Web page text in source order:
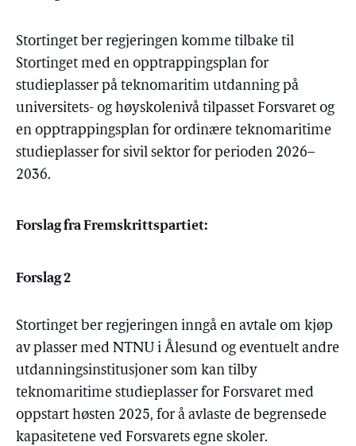
Stortinget ber regjeringen komme tilbake til
Stortinget med en opptrappingsplan for
studieplasser på teknomaritim utdanning på
universitets- og høyskolenivå tilpasset Forsvaret og
en opptrappingsplan for ordinære teknomaritime
studieplasser for sivil sektor for perioden 2026–
2036.
Forslag fra Fremskrittspartiet:
Forslag 2
Stortinget ber regjeringen inngå en avtale om kjøp
av plasser med NTNU i Ålesund og eventuelt andre
utdanningsinstitusjoner som kan tilby
teknomaritime studieplasser for Forsvaret med
oppstart høsten 2025, for å avlaste de begrensede
kapasitetene ved Forsvarets egne skoler.